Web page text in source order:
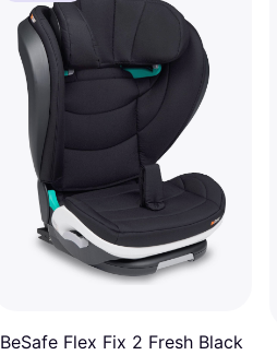
BeSafe Flex Fix 2 Fresh Black